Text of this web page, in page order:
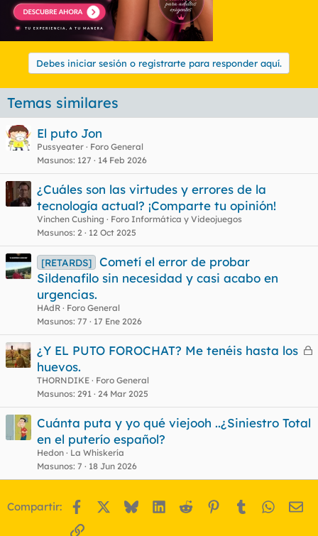
Debes iniciar sesión o registrarte para responder aquí.
Temas similares
El puto Jon
Pussyeater
Foro General
Masunos 127 14 Feb 2026
¿Cuáles son las virtudes y errores de la
tecnología actual? ¡Comparte tu opinión!
Vinchen Cushing
Foro Informática y Videojuegos
Masunos 2 12 Oct 2025
[RETARDS]
Cometí el error de probar
Sildenafilo sin necesidad y casi acabo en
urgencias.
HAdR
Foro General
Masunos 77 17 Ene 2026
C
a
¿Y EL PUTO FOROCHAT? Me tenéis hasta los
huevos.
THORNDIKE
Foro General
Masunos 291 24 Mar 2025
Cuánta puta y yo qué viejooh ..¿Siniestro Total
en el puterío español?
Hedon
La Whiskería
Masunos 7 18 Jun 2026
Compartir: Facebook BlueskyLinkedIn
Reddit Pinterest
Tumblr
Enlace